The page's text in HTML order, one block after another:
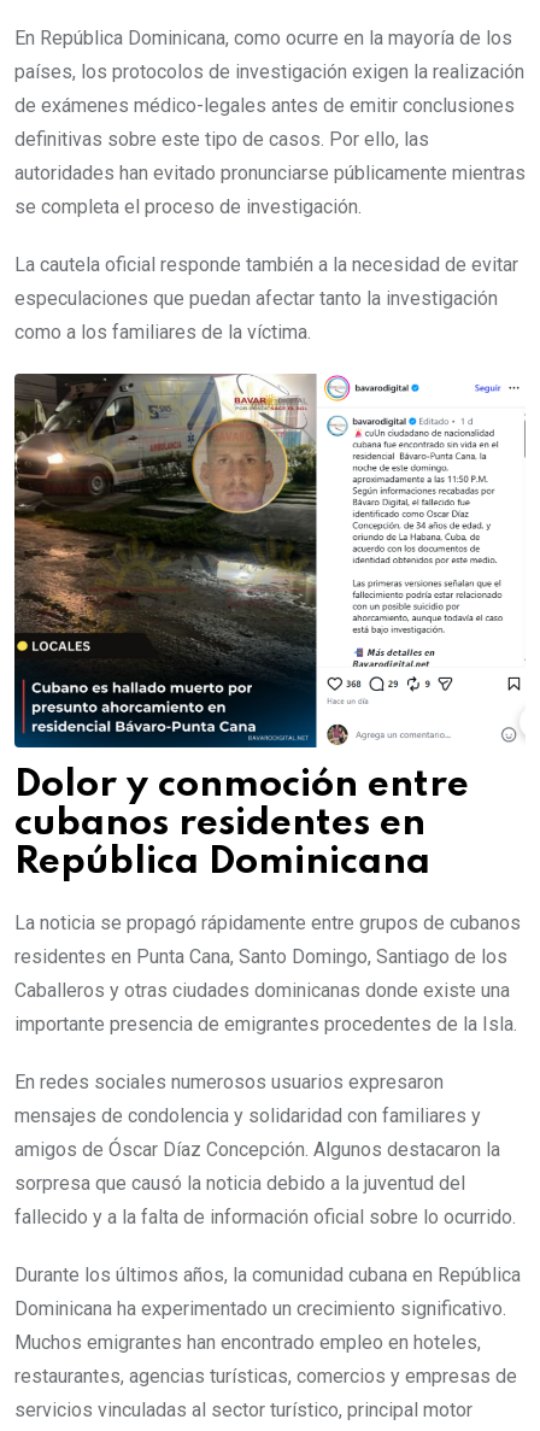
En República Dominicana, como ocurre en la mayoría de los
países, los protocolos de investigación exigen la realización
de exámenes médico-legales antes de emitir conclusiones
definitivas sobre este tipo de casos. Por ello, las
autoridades han evitado pronunciarse públicamente mientras
se completa el proceso de investigación.
La cautela oficial responde también a la necesidad de evitar
especulaciones que puedan afectar tanto la investigación
como a los familiares de la víctima.
Dolor y conmoción entre
cubanos residentes en
República Dominicana
La noticia se propagó rápidamente entre grupos de cubanos
residentes en Punta Cana, Santo Domingo, Santiago de los
Caballeros y otras ciudades dominicanas donde existe una
importante presencia de emigrantes procedentes de la Isla.
En redes sociales numerosos usuarios expresaron
mensajes de condolencia y solidaridad con familiares y
amigos de Óscar Díaz Concepción. Algunos destacaron la
sorpresa que causó la noticia debido a la juventud del
fallecido y a la falta de información oficial sobre lo ocurrido.
Durante los últimos años, la comunidad cubana en República
Dominicana ha experimentado un crecimiento significativo.
Muchos emigrantes han encontrado empleo en hoteles,
restaurantes, agencias turísticas, comercios y empresas de
servicios vinculadas al sector turístico, principal motor